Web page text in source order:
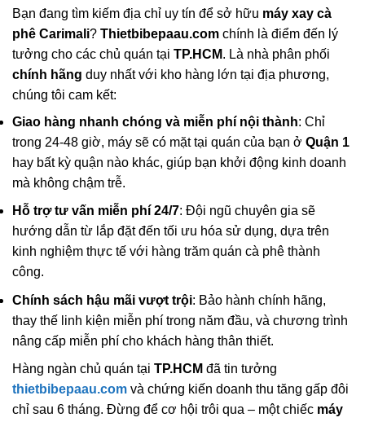
Bạn đang tìm kiếm địa chỉ uy tín để sở hữu máy xay cà
phê Carimali? Thietbibepaau.com chính là điểm đến lý
tưởng cho các chủ quán tại TP.HCM. Là nhà phân phối
chính hãng duy nhất với kho hàng lớn tại địa phương,
chúng tôi cam kết:
Giao hàng nhanh chóng và miễn phí nội thành: Chỉ
trong 24-48 giờ, máy sẽ có mặt tại quán của bạn ở Quận 1
hay bất kỳ quận nào khác, giúp bạn khởi động kinh doanh
mà không chậm trễ.
Hỗ trợ tư vấn miễn phí 24/7: Đội ngũ chuyên gia sẽ
hướng dẫn từ lắp đặt đến tối ưu hóa sử dụng, dựa trên
kinh nghiệm thực tế với hàng trăm quán cà phê thành
công.
Chính sách hậu mãi vượt trội: Bảo hành chính hãng,
thay thế linh kiện miễn phí trong năm đầu, và chương trình
nâng cấp miễn phí cho khách hàng thân thiết.
Hàng ngàn chủ quán tại TP.HCM đã tin tưởng
thietbibepaau.com và chứng kiến doanh thu tăng gấp đôi
chỉ sau 6 tháng. Đừng để cơ hội trôi qua – một chiếc máy